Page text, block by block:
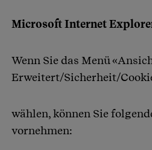
Microsoft Internet
Wenn Sie das Menü
Erweitert/Sicherheit/
wählen, können Sie
vornehmen: